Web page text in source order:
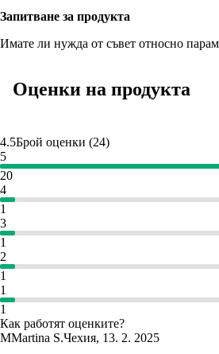
Запитване за продукта
Имате ли нужда от съвет относно
Оценки на продукта
4.5Брой оценки (24)
5
20
4
1
3
1
2
1
1
1
Как работят оценките?
MMartina S.Чехия, 13. 2. 2025